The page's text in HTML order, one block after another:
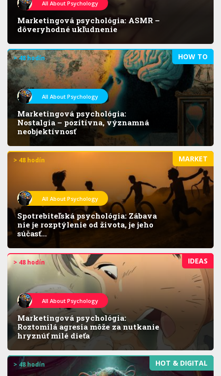
All About Psychology
Marketingová psychológia: ASMR –
dôveryhodné ukľudnenie
HOW TO
> 48 hodín
All About Psychology
Marketingová psychológia:
Nostalgia – pozitívna, významná
neobjektívnosť
MARKET
> 48 hodín
All About Psychology
Spotrebiteľská psychológia: Zábava
nie je rozptýlenie od života, je jeho
súčasť...
IDEAS
> 48 hodín
All About Psychology
Marketingová psychológia:
Roztomilá agresia môže za nutkanie
hryznúť milé dieťa
HOT & DIGITAL
> 48 hodín